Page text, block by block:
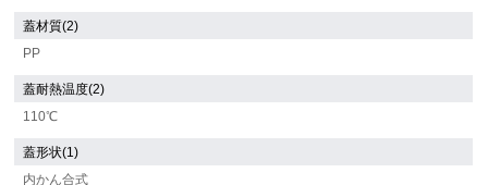
蓋材質(2)
PP
蓋耐熱温度(2)
110℃
蓋形状(1)
内かん合式